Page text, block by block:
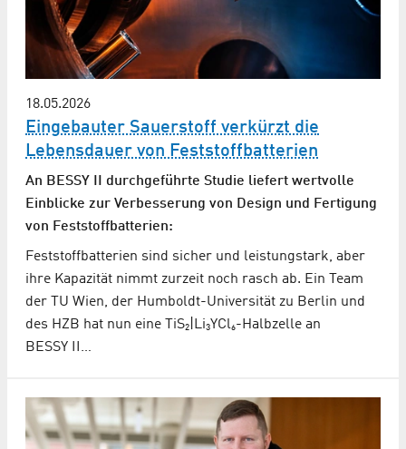
18.05.2026
Eingebauter Sauerstoff verkürzt die
Lebensdauer von Feststoffbatterien
An BESSY II durchgeführte Studie liefert wertvolle
Einblicke zur Verbesserung von Design und Fertigung
von Feststoffbatterien:
Feststoffbatterien sind sicher und leistungstark, aber
ihre Kapazität nimmt zurzeit noch rasch ab. Ein Team
der TU Wien, der Humboldt-Universität zu Berlin und
des HZB hat nun eine TiS₂|Li₃YCl₆-Halbzelle an
BESSY II…